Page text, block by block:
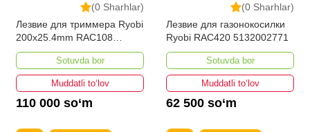
(0 Sharhlar)
Лезвие для триммера Ryobi
200x25.4mm RAC108
5132002650
Sotuvda bor
Muddatli to‘lov
110 000 so‘m
(0 Sharhlar)
Лезвие для газонокосилки
Ryobi RAC420 5132002771
Sotuvda bor
Muddatli to‘lov
62 500 so‘m